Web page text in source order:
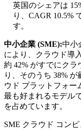
英国のシェアは
り、CAGR 10.5%
す。
中小企業 (SME):中小
により、クラウド導
約 42% がすでにク
り、そのうち 38%
ウド プラットフォー
最も好まれるモデル
を占めています。
SME クラウド コン